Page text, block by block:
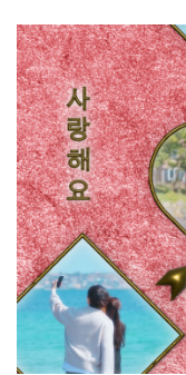
ค้นหา
SHARE